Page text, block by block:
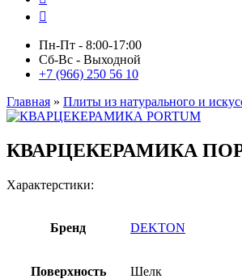
Пн-Пт - 8:00-17:00
Сб-Вс - Выходной
+7 (966) 250 56 10
Главная » Плиты из натурального и
КВАРЦЕКЕРАМИКА
Характерстики:
Бренд DEKTON
Поверхность Шелк